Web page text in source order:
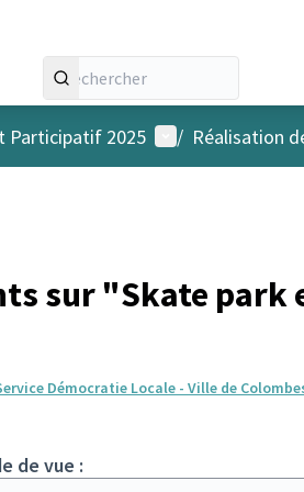
Participatif 2025 Menu utilisateur
/ Réalisation
sur "Skate park
Démocratie Locale - Ville de
de vue :